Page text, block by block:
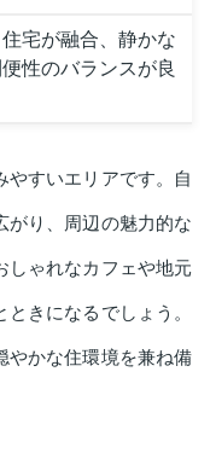
宅が融合、静かな
性のバランスが良
やすいエリアです。自
がり、周辺の魅力的な
しゃれなカフェや地元
きになるでしょう。
やかな住環境を兼ね備